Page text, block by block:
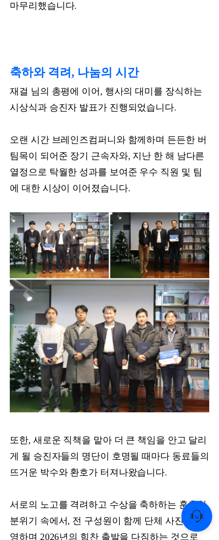
마무리했습니다.
축하와 격려, 나눔의 시간
재걸 님의 총평에 이어, 행사의 대미를 장식하는
시상식과 승진자 발표가 진행되었습니다.
오랜 시간 브레인즈컴퍼니와 함께하며 든든한 버
팀목이 되어준 장기 근속자와, 지난 한 해 남다른
열정으로 탁월한 성과를 보여준 우수 직원 및 팀
에 대한 시상이 이어졌습니다.
또한, 새로운 직책을 맡아 더 큰 책임을 안고 달리
게 될 승진자들의 명단이 호명될 때마다 동료들의
뜨거운 박수와 환호가 터져나왔습니다.
서로의 노고를 격려하고 수상을 축하하는 훈훈한
분위기 속에서, 전 구성원이 함께 단체 사진을 촬
영하며 2026년의 힘찬 출발을 다짐하는 것으로